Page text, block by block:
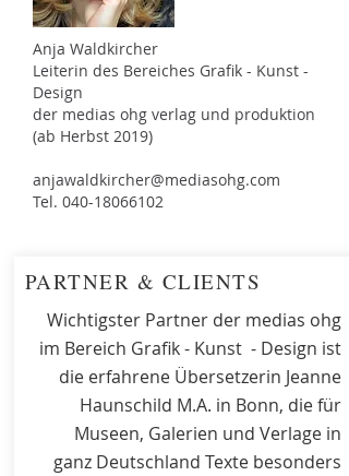
Anja Waldkircher
Leiterin des Bereiches Grafik - Kunst -
Design
der medias ohg verlag und produktion
(ab Herbst 2019)
anjawaldkircher@mediasohg.com
Tel. 040-18066102
PARTNER & CLIENTS
Wichtigster Partner der medias ohg
im Bereich Grafik - Kunst - Design ist
die erfahrene Übersetzerin Jeanne
Haunschild M.A. in Bonn, die für
Museen, Galerien und Verlage in
ganz Deutschland Texte besonders